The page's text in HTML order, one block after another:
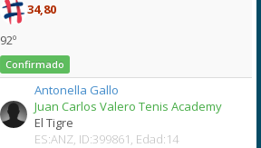
34,80
92º
Confirmado
Antonella Gallo
Juan Carlos Valero Tenis Academy
El Tigre
ES:ANZ, ID:399861, Edad:14